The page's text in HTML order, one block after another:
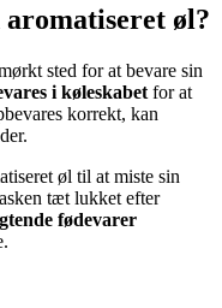
øl?
sted for at bevare sin
i køleskabet for at
korrekt, kan
øl til at miste sin
tæt lukket efter
fødevarer